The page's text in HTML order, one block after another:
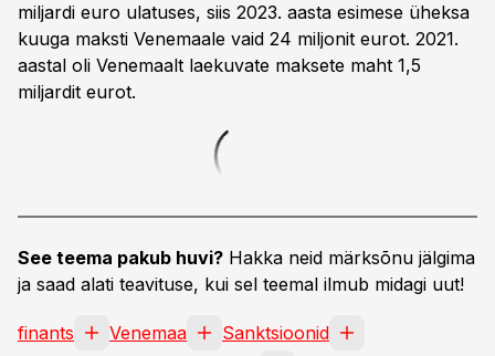
miljardi euro ulatuses, siis 2023. aasta esimese üheksa
kuuga maksti Venemaale vaid 24 miljonit eurot. 2021.
aastal oli Venemaalt laekuvate maksete maht 1,5
miljardit eurot.
See teema pakub huvi? Hakka neid märksõnu jälgima
ja saad alati teavituse, kui sel teemal ilmub midagi uut!
finants Venemaa
Sanktsioonid